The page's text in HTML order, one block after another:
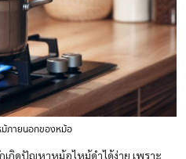
ม้ภายนอกของหม้อ
กิดปัญหาหม้อไหม้ดำได้ง่าย เพราะ